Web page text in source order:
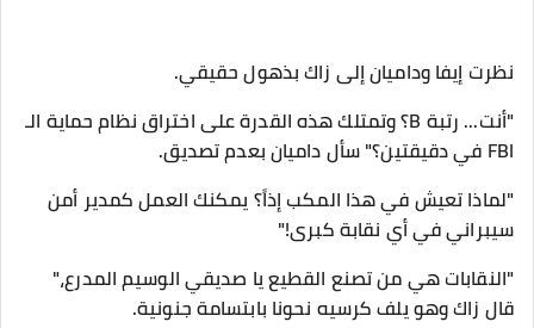
​نظرت إيفا وداميان إلى زاك بذهول حقيقي.
​"أنت... رتبة B؟ وتمتلك هذه القدرة على اختراق نظام حماية الـ
FBI في دقيقتين؟" سأل داميان بعدم تصديق.
"لماذا تعيش في هذا المكب إذاً؟ يمكنك العمل كمدير أمن
سيبراني في أي نقابة كبرى!"
​"النقابات هي من تصنع القطيع يا صديقي الوسيم المدرع،"
قال زاك وهو يلف كرسيه نحونا بابتسامة جنونية.